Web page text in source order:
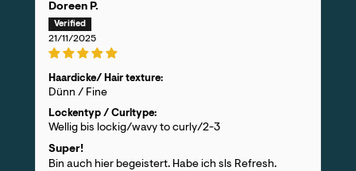
Doreen P.
21/11/2025
Haardicke/ Hair texture:
Dünn / Fine
Lockentyp / Curltype:
Wellig bis lockig/wavy to curly/2-3
Super!
Bin auch hier begeistert. Habe ich sls Refresh.